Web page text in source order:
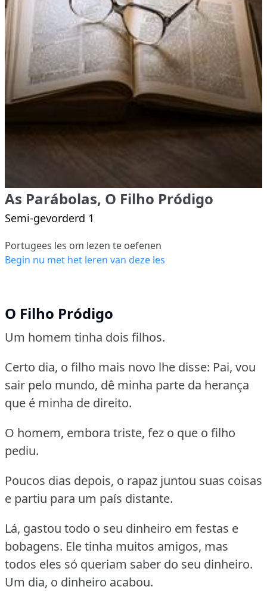
As Parábolas, O Filho Pródigo
Semi-gevorderd 1
Portugees les om lezen te oefenen
Begin nu met het leren van deze les
O Filho Pródigo
Um homem tinha dois filhos.
Certo dia, o filho mais novo lhe disse: Pai, vou
sair pelo mundo, dê minha parte da herança
que é minha de direito.
O homem, embora triste, fez o que o filho
pediu.
Poucos dias depois, o rapaz juntou suas coisas
e partiu para um país distante.
Lá, gastou todo o seu dinheiro em festas e
bobagens. Ele tinha muitos amigos, mas
todos eles só queriam saber do seu dinheiro.
Um dia, o dinheiro acabou.